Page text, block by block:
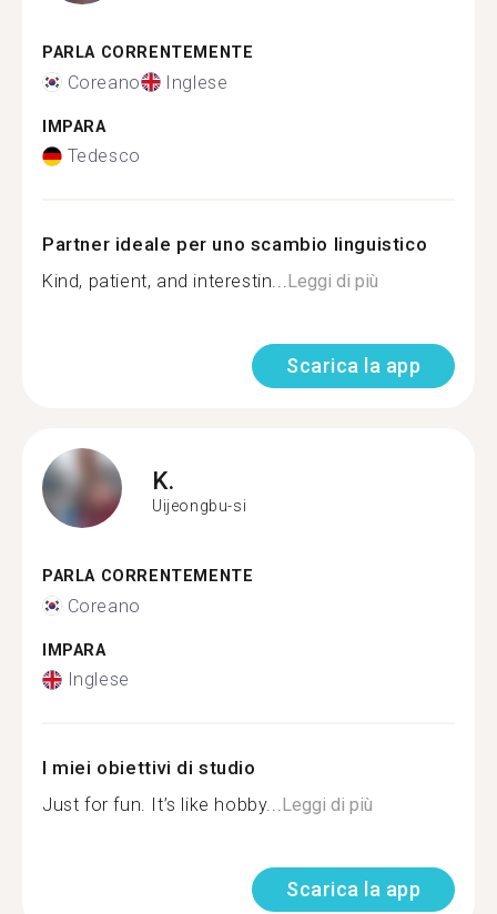
PARLA CORRENTEMENTE
Coreano Inglese
IMPARA
Tedesco
Partner ideale per uno scambio linguistico
Kind, patient, and interestin...Leggi di più
Scarica la app
K.
Uijeongbu-si
PARLA CORRENTEMENTE
Coreano
IMPARA
Inglese
I miei obiettivi di studio
Just for fun. It’s like hobby...Leggi di più
Scarica la app